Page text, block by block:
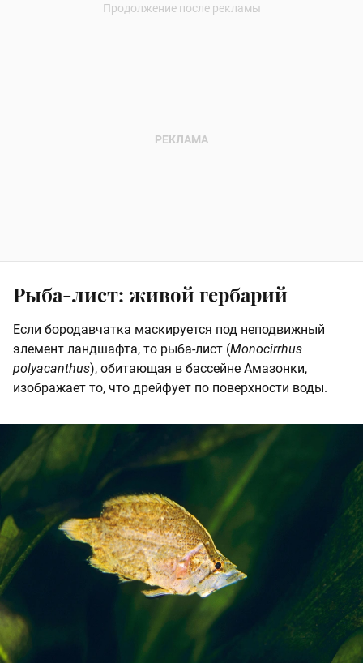
Рыба-лист: живой гербарий
Если бородавчатка маскируется под неподвижный
элемент ландшафта, то рыба-лист (Monocirrhus
polyacanthus), обитающая в бассейне Амазонки,
изображает то, что дрейфует по поверхности воды.